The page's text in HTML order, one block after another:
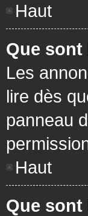
Haut
Que
Les
lire dès
panneau
Haut
Que sont